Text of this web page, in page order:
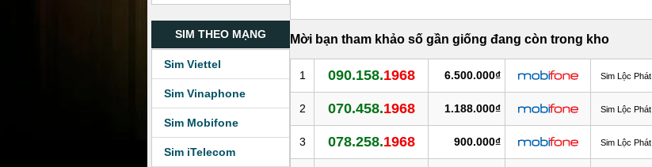
SIM THEO MẠNG
Sim Viettel
Sim Vinaphone
Sim Mobifone
Sim iTelecom
Mời bạn tham khảo số gần giống đang còn trong kho
1 090.158.1968 6.500.000₫ Sim Lộc Phát
2 070.458.1968 1.188.000₫ Sim Lộc Phát
3 078.258.1968 900.000₫ Sim Lộc Phát